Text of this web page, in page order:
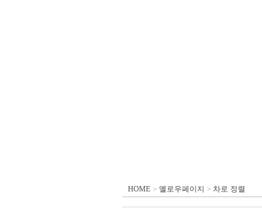
HOME > 옐로우페이지 > 차로 정렬